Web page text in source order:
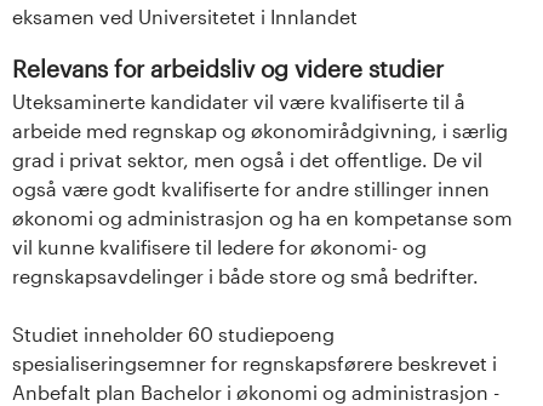
eksamen ved Universitetet i Innlandet
Relevans for arbeidsliv og videre studier
Uteksaminerte kandidater vil være kvalifiserte til å
arbeide med regnskap og økonomirådgivning, i særlig
grad i privat sektor, men også i det offentlige. De vil
også være godt kvalifiserte for andre stillinger innen
økonomi og administrasjon og ha en kompetanse som
vil kunne kvalifisere til ledere for økonomi- og
regnskapsavdelinger i både store og små bedrifter.
Studiet inneholder 60 studiepoeng
spesialiseringsemner for regnskapsførere beskrevet i
Anbefalt plan Bachelor i økonomi og administrasjon -